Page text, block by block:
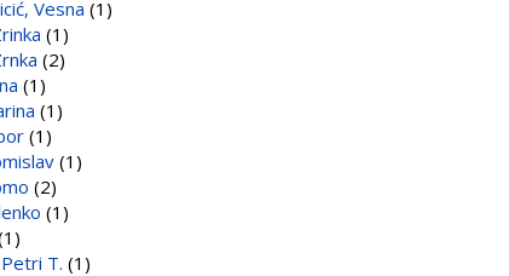
Vesna (1)
(1)
(2)
(1)
(1)
(1)
(1)
(2)
(1)
T. (1)